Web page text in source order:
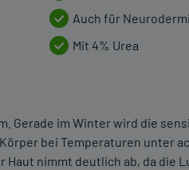
Auch für
Mit 4% Urea
Gerade im Winter wird die
bei Temperaturen unter
Haut nimmt deutlich ab, da die